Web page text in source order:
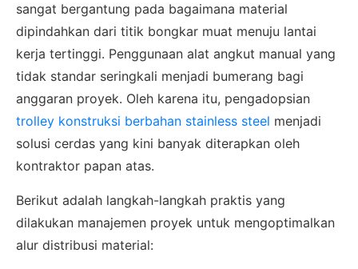
sangat bergantung pada bagaimana material
dipindahkan dari titik bongkar muat menuju lantai
kerja tertinggi. Penggunaan alat angkut manual yang
tidak standar seringkali menjadi bumerang bagi
anggaran proyek. Oleh karena itu, pengadopsian
trolley konstruksi berbahan stainless steel menjadi
solusi cerdas yang kini banyak diterapkan oleh
kontraktor papan atas.
Berikut adalah langkah-langkah praktis yang
dilakukan manajemen proyek untuk mengoptimalkan
alur distribusi material: